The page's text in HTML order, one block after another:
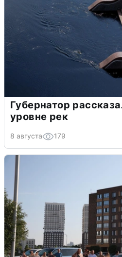
Губернатор
уровне рек
8 августа 179